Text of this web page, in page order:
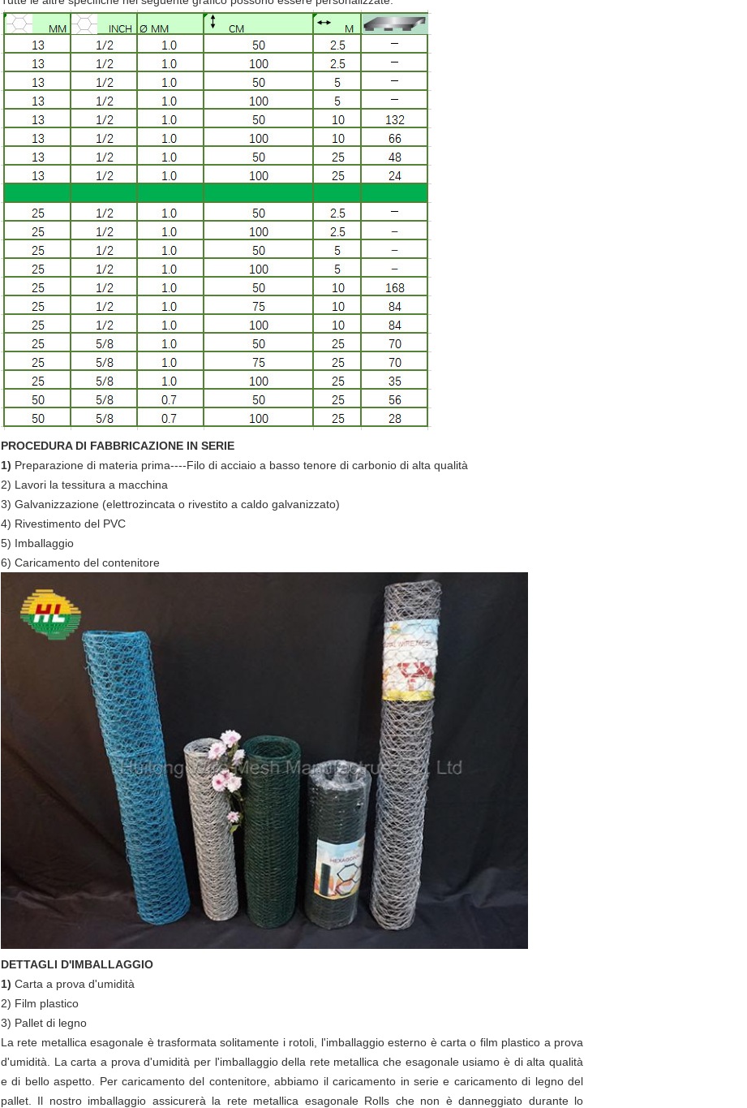
PROCEDURA DI FABBRICAZIONE IN SERIE
1) Preparazione di materia prima----Filo di acciaio a basso tenore di carbonio di alta qualità
2) Lavori la tessitura a macchina
3) Galvanizzazione (elettrozincata o rivestito a caldo galvanizzato)
4) Rivestimento del PVC
5) Imballaggio
6) Caricamento del contenitore
DETTAGLI D'IMBALLAGGIO
1) Carta a prova d'umidità
2) Film plastico
3) Pallet di legno
La rete metallica esagonale è trasformata solitamente i rotoli, l'imballaggio esterno è carta o film plastico a prova
d'umidità. La carta a prova d'umidità per l'imballaggio della rete metallica che esagonale usiamo è di alta qualità
e di bello aspetto. Per caricamento del contenitore, abbiamo il caricamento in serie e caricamento di legno del
pallet. Il nostro imballaggio assicurerà la rete metallica esagonale Rolls che non è danneggiato durante lo